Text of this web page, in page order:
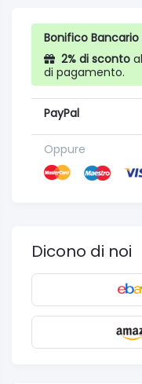
Bonifico Bancario
2% di sconto
di pagamento.
PayPal
Oppure
Dicono di noi